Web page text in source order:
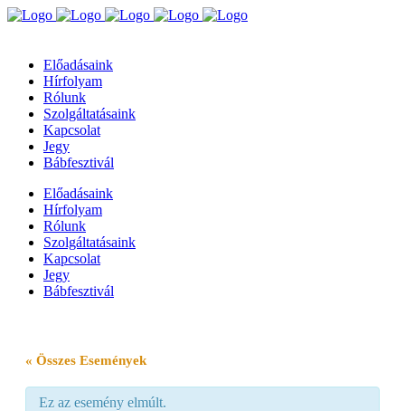
Előadásaink
Hírfolyam
Rólunk
Szolgáltatásaink
Kapcsolat
Jegy
Bábfesztivál
Előadásaink
Hírfolyam
Rólunk
Szolgáltatásaink
Kapcsolat
Jegy
Bábfesztivál
« Összes Események
Ez az esemény elmúlt.